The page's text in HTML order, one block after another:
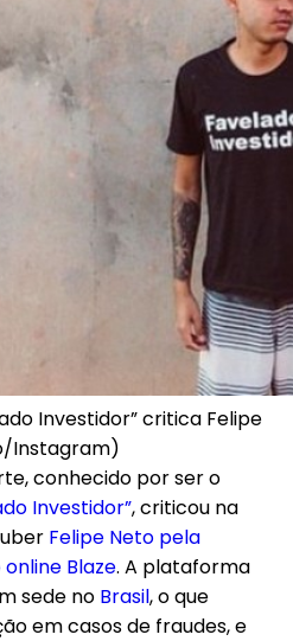
Investidor” critica Felipe
Instagram)
conhecido por ser o
Investidor”, criticou na
Felipe Neto pela
Blaze. A plataforma
sede no Brasil, o que
em casos de fraudes, e